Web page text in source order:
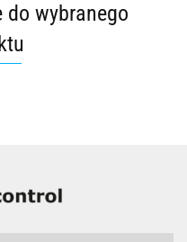
do wybranego